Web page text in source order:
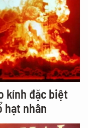
kính đặc biệt
hạt nhân